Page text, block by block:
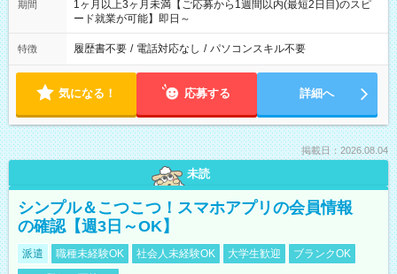
期間
1ヶ月以上3ヶ月未満【ご応募から1週間以内(最短2日目)のスピ
ード就業が可能】即日～
特徴 履歴書不要 / 電話対応なし / パソコンスキル不要
気になる！ 応募する 詳細へ
掲載日：2026.08.04
未読
シンプル＆こつこつ！スマホアプリの会員情報
の確認【週3日～OK】
派遣 職種未経験OK 社会人未経験OK 大学生歓迎
ブランクOK